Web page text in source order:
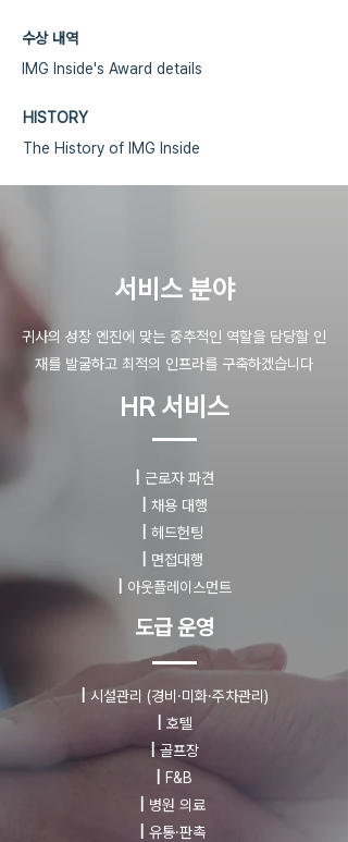
수상 내역
IMG Inside's Award details
HISTORY
The History of IMG Inside
​서비스 분야
귀사의 성장 엔진에 맞는 중추적인 역할을 담당할 인
재를 발굴하고 최적의 인프라를 구축하겠습니다
HR 서비스
근로자 파견
채용 대행
헤드헌팅
면접대행
아웃플레이스먼트
도급 운영
시설관리 (경비·미화·주차관리)
호텔
|골프장
F&B
병원 의료
유통·판촉